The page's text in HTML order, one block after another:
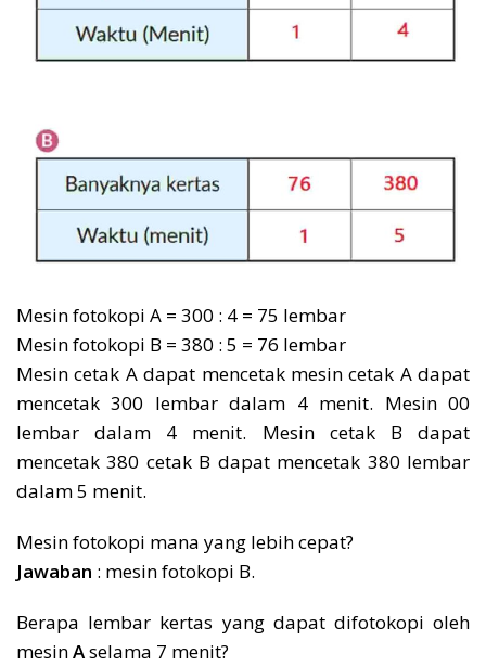
Mesin fotokopi A = 300 : 4 = 75 lembar
Mesin fotokopi B = 380 : 5 = 76 lembar
Mesin cetak A dapat mencetak mesin cetak A dapat
mencetak 300 lembar dalam 4 menit. Mesin 00
lembar dalam 4 menit. Mesin cetak B dapat
mencetak 380 cetak B dapat mencetak 380 lembar
dalam 5 menit.
Mesin fotokopi mana yang lebih cepat?
Jawaban : mesin fotokopi B.
Berapa lembar kertas yang dapat difotokopi oleh
mesinAselama 7 menit?